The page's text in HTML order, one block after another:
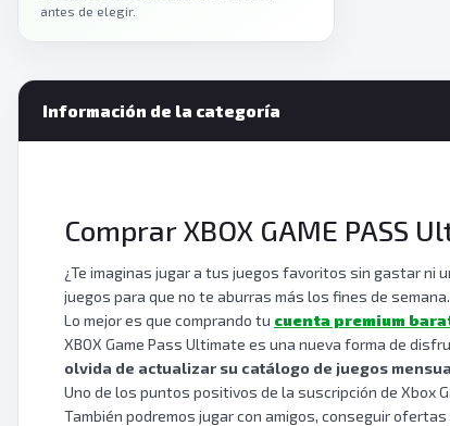
antes de elegir.
Información de la categoría
Comprar XBOX GAME PASS
¿Te imaginas jugar a tus juegos favoritos sin gastar ni
juegos para que no te aburras más los fines de semana.
Lo mejor es que comprando tu cuenta premium
XBOX Game Pass Ultimate es una nueva forma de
olvida de actualizar su catálogo de juegos
Uno de los puntos positivos de la suscripción de Xbox
También podremos jugar con amigos, conseguir